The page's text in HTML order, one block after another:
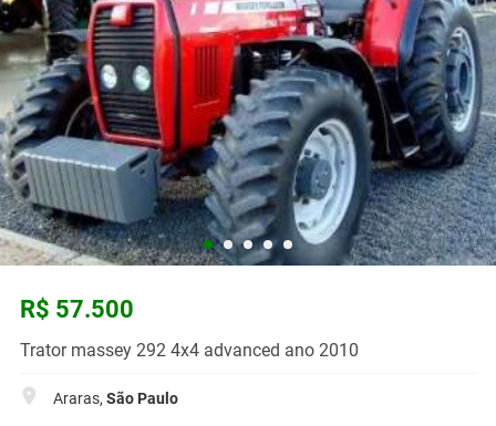
R$ 57.500
Trator massey 292 4x4 advanced ano 2010
Araras, São Paulo